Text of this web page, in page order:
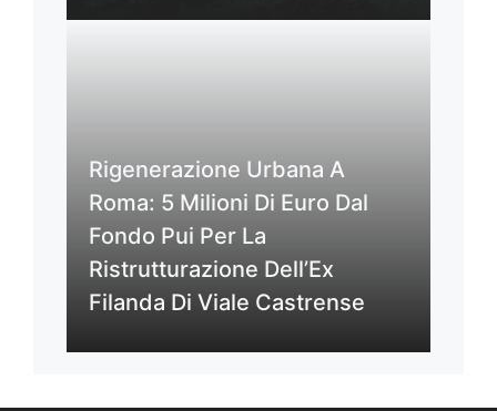
Rigenerazione Urbana A
Roma: 5 Milioni Di Euro Dal
Fondo Pui Per La
Ristrutturazione Dell’Ex
Filanda Di Viale Castrense